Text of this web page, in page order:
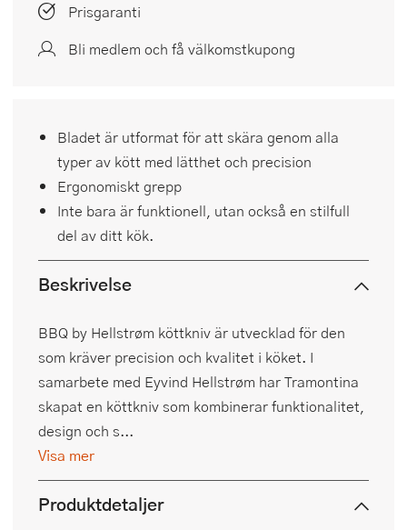
Prisgaranti
Bli medlem och få välkomstkupong
Bladet är utformat för att skära genom alla
typer av kött med lätthet och precision
Ergonomiskt grepp
Inte bara är funktionell, utan också en stilfull
del av ditt kök.
Beskrivelse
BBQ by Hellstrøm köttkniv är utvecklad för den
som kräver precision och kvalitet i köket. I
samarbete med Eyvind Hellstrøm har Tramontina
skapat en köttkniv som kombinerar funktionalitet,
design och s...
Visa mer
Produktdetaljer